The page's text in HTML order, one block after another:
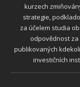
kurzech
strategie,
za účelem studia
odpovědnost
publikovaných
investičních